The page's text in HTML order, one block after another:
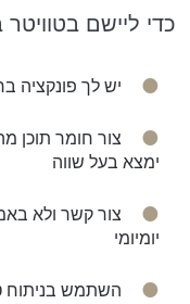
כדי ליישם
יש לך פונקציה
צור חומר תוכן
ימצא בעל שווה
צור קשר ולא
יומיומי
השתמש בניתוח